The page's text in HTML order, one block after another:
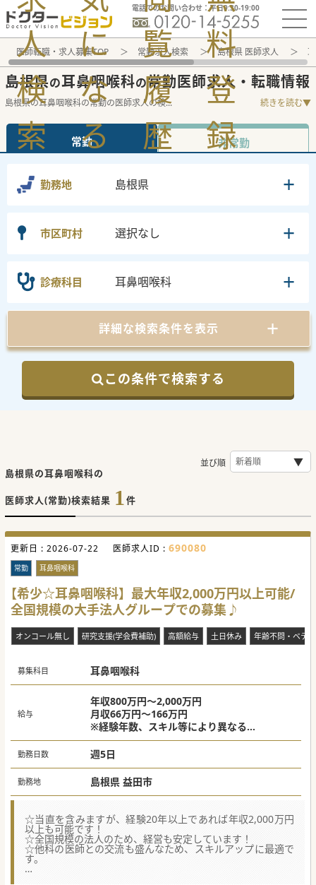
電話でのお問い合わせ：平日9:30-19:00
人
検
索
に
な
る
覧
履
歴
料
登
録
医師転職・求人募集TOP 常勤求人検索 島根県 医師求人
島根県の耳鼻咽喉科の常勤医師求人・転職情報
島根県の耳鼻咽喉科の常勤の医師求人の検... 続きを読む▼
常勤 非常勤
勤務地 島根県
市区町村 選択なし
診療科目 耳鼻咽喉科
詳細な検索条件を表示
この条件で検索する
島根県の耳鼻咽喉科の
医師求人(常勤)検索結果 1件
並び順
更新日 : 2026-07-22 医師求人ID : 690080
常勤 耳鼻咽喉科
【希少☆耳鼻咽喉科】最大年収2,000万円以上可能/
全国規模の大手法人グループでの募集♪
オンコール無し 研究支援(学会費補助) 高額給与 土日休み 年齢不問・ベテ
募集科目 耳鼻咽喉科
給与
年収800万円～2,000万円
月収66万円～166万円
※経験年数、スキル等により異なる
※上記は月2～3回の当直手当を含む
勤務日数 週5日
勤務地 島根県 益田市
☆当直を含みますが、経験20年以上であれば年収2,000万円
以上も可能です！
☆全国規模の法人のため、経営も安定しています！
☆他科の医師との交流も盛んなため、スキルアップに最適で
す。